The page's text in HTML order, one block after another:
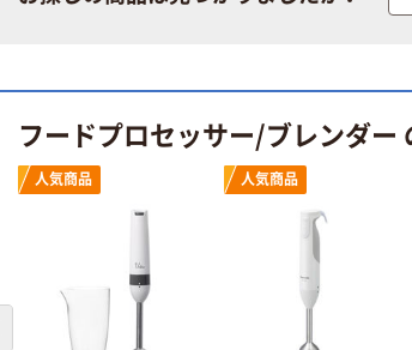
フードプロセッサー/ブレンダー
人気商品 人気商品
前のスライドへ